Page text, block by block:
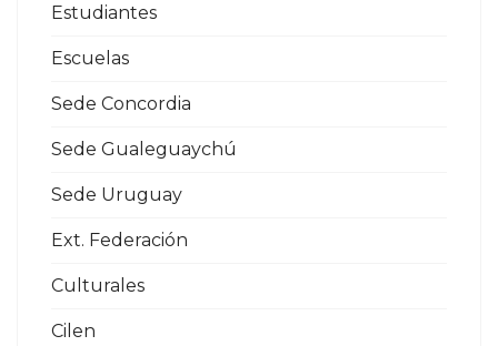
Estudiantes
Escuelas
Sede Concordia
Sede Gualeguaychú
Sede Uruguay
Ext. Federación
Culturales
Cilen